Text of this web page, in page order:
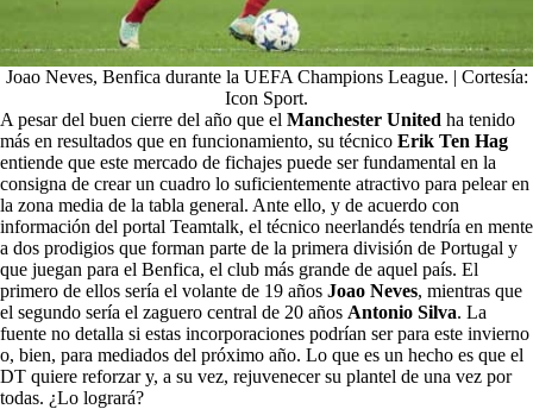
Joao Neves, Benfica durante la UEFA Champions League. | Cortesía:
Icon Sport.
A pesar del buen cierre del año que el Manchester United ha tenido
más en resultados que en funcionamiento, su técnico Erik Ten Hag
entiende que este mercado de fichajes puede ser fundamental en la
consigna de crear un cuadro lo suficientemente atractivo para pelear en
la zona media de la tabla general. Ante ello, y de acuerdo con
información del portal Teamtalk, el técnico neerlandés tendría en mente
a dos prodigios que forman parte de la primera división de Portugal y
que juegan para el Benfica, el club más grande de aquel país. El
primero de ellos sería el volante de 19 años Joao Neves, mientras que
el segundo sería el zaguero central de 20 años Antonio Silva. La
fuente no detalla si estas incorporaciones podrían ser para este invierno
o, bien, para mediados del próximo año. Lo que es un hecho es que el
DT quiere reforzar y, a su vez, rejuvenecer su plantel de una vez por
todas. ¿Lo logrará?